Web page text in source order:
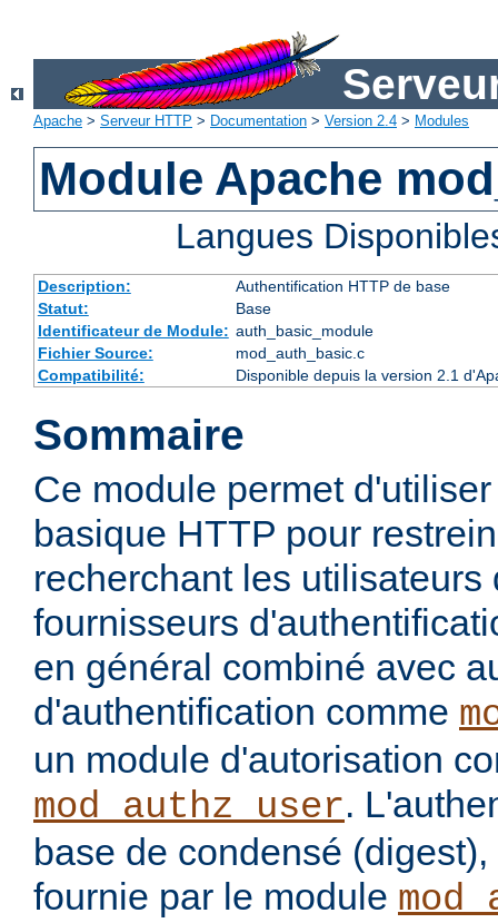
Apache > Serveur HTTP > Documentation > Version 2.4 > Modules
Module Apache
Langues
Description:
Authentification HTTP de base
Statut:
Base
Identificateur de Module: auth_basic_module
Fichier Source:
mod_auth_basic.c
Compatibilité:
Disponible depuis la version 2.1
Sommaire
Ce module permet
basique HTTP pour
recherchant les utilisateurs
fournisseurs
en général combiné avec
d'authentification comme
un module d'autorisation
mod_authz_user.
base de condensé
fournie par le module